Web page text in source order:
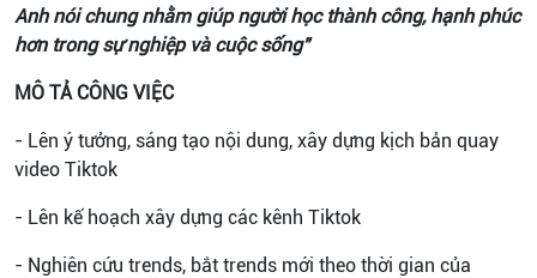
Anh nói chung nhằm giúp người học thành công, hạnh phúc
hơn trong sự nghiệp và cuộc sống"
MÔ TẢ CÔNG VIỆC
- Lên ý tưởng, sáng tạo nội dung, xây dựng kịch bản quay
video Tiktok
- Lên kế hoạch xây dựng các kênh Tiktok
- Nghiên cứu trends, bắt trends mới theo thời gian của